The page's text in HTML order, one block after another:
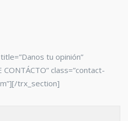
tu opinión”
class=”contact-
trx_section]